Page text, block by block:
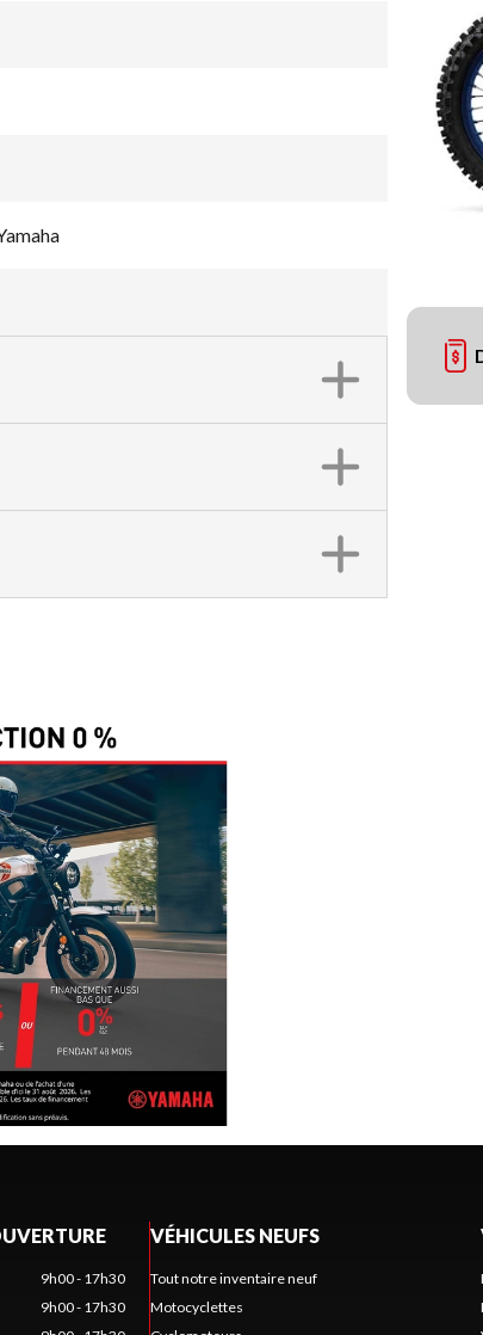
9h00 - 17h30
9h00 - 17h30
VÉHICULES NEUFS
Tout notre inventaire neuf
Motocyclettes